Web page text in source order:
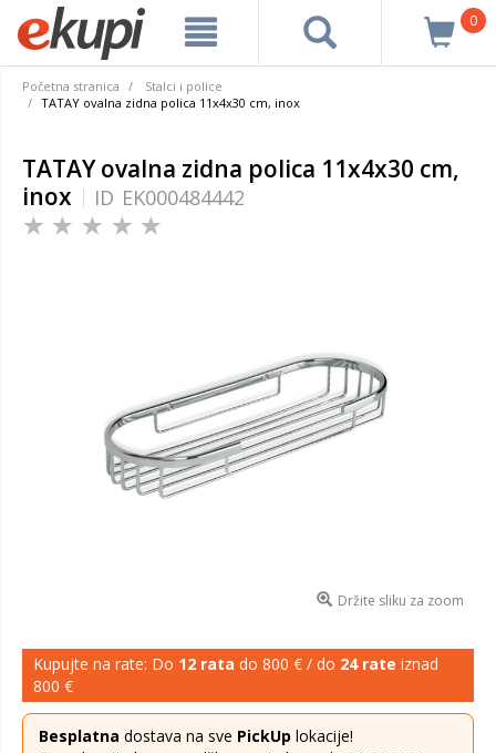
0
Početna stranica
Stalci i police
TATAY ovalna zidna polica 11x4x30 cm, inox
TATAY ovalna zidna polica 11x4x30 cm,
inox
ID EK000484442
Držite sliku za zoom
Kupujte na rate: Do 12 rata do 800 € / do 24 rate iznad
800 €
Besplatna dostava na sve PickUp lokacije!